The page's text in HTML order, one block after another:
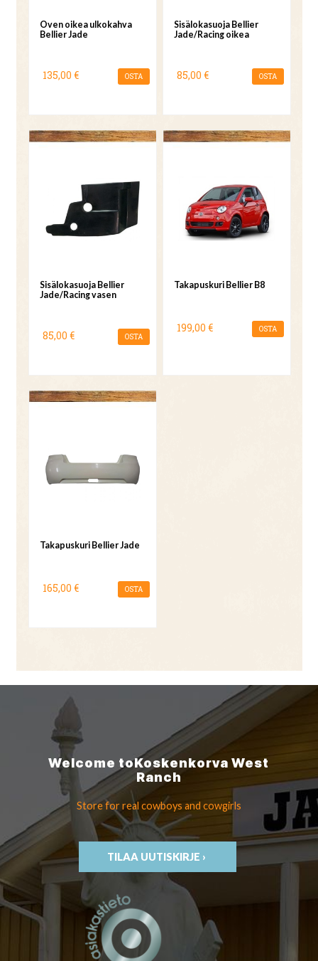
Oven oikea ulkokahva
Bellier Jade
135,00 € OSTA
Sisälokasuoja Bellier
Jade/Racing oikea
85,00 € OSTA
Sisälokasuoja Bellier
Jade/Racing vasen
85,00 € OSTA
Takapuskuri Bellier B8
199,00 € OSTA
Takapuskuri Bellier Jade
165,00 € OSTA
Welcome toKoskenkorvaWest
Ranch
Store for real cowboys and cowgirls
TILAA UUTISKIRJE ›